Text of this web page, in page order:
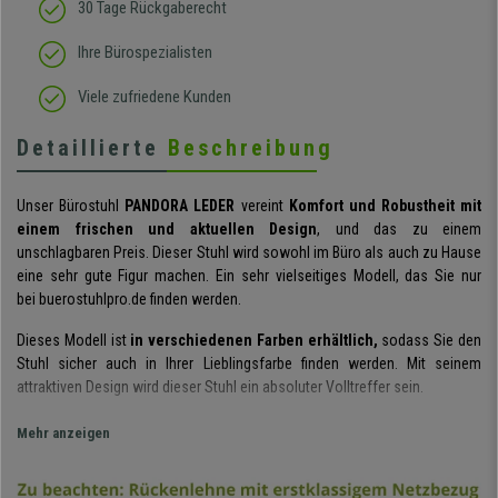
30 Tage Rückgaberecht
Ihre Bürospezialisten
Viele zufriedene Kunden
Detaillierte Beschreibung
Unser Bürostuhl PANDORA LEDER vereint Komfort und Robustheit mit
einem frischen und aktuellen Design, und das zu einem
unschlagbaren Preis. Dieser Stuhl wird sowohl im Büro als auch zu Hause
eine sehr gute Figur machen. Ein sehr vielseitiges Modell, das Sie nur
bei buerostuhlpro.de finden werden.
Dieses Modell istin verschiedenen Farben erhältlich, sodass Sie den
Stuhl sicher auch in Ihrer Lieblingsfarbe finden werden. Mit seinem
attraktiven Design wird dieser Stuhl ein absoluter Volltreffer sein.
Dieergonomisch geformte Rückenlehne
Mehr anzeigen